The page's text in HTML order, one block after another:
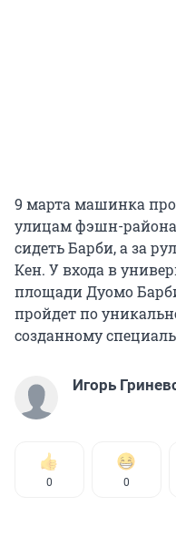
9 марта машинка
улицам фэшн-
сидеть Барби, а за
Кен. У входа в
площади Дуомо
пройдет по
созданному
Игорь
0 0